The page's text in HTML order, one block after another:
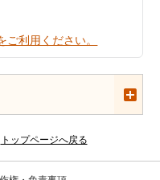
ご利用ください。
トップページへ戻る